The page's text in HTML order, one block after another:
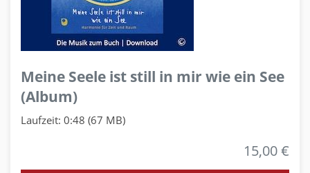
Meine Seele ist still in mir wie ein See
(Album)
Laufzeit: 0:48 (67 MB)
15,00 €